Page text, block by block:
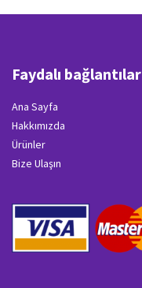
Faydalı bağlantılar
Ana Sayfa
Hakkımızda
Ürünler
Bize Ulaşın